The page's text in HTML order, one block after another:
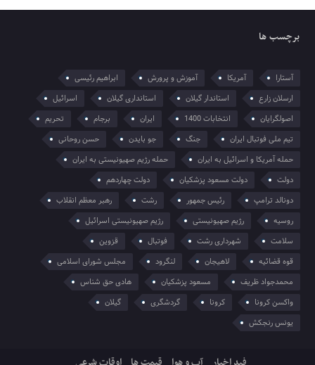
برچسب ها
آستارا آمریکا آموزش و پرورش
ابراهیم رئیسی
ارسلان زارع
استاندار گیلان استانداری گیلان
اسرائیل
اصولگرایان
انتخابات 1400 ایران برجام
تحریم
تیم ملی فوتبال ایران
جنگ جو بایدن
حسن روحانی
حمله آمریکا و اسرائیل به ایران
حمله رژیم صهیونیستی به ایران
دولت
دولت مسعود پزشکیان
دولت چهاردهم
دونالد ترامپ
رئیس جمهور رشت
رهبر معظم انقلاب
روسیه
رژیم صهیونیستی
رژیم صهیونیستی اسرائیل
سلامت
شهرداری رشت فوتبال
قزوین
قوه قضائیه
لاهیجان لنگرود
مجلس شورای اسلامی
محمدجواد ظریف
مسعود پزشکیان
هادی حق شناس
واکسن کرونا
کرونا گردشگری
گیلان
یونس رنجکش